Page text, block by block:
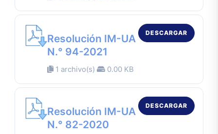
Resolución IM-UA
N.° 94-2021
1 archivo(s) 0.00 KB
DESCARGAR
Resolución IM-UA
N.° 82-2020
DESCARGAR